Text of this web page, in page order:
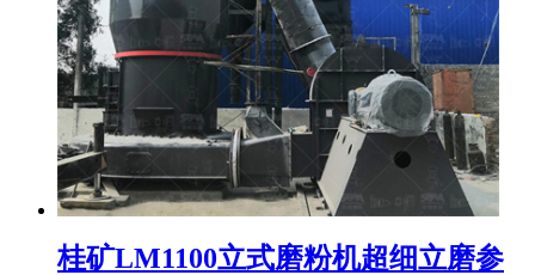
桂矿LM1100立式磨粉机超细立磨参